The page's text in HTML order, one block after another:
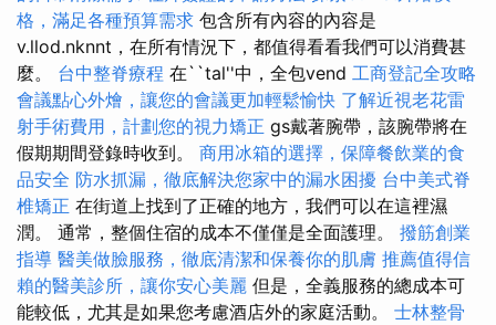
格，滿足各種預算需求 包含所有內容的內容是
v.llod.nknnt，在所有情況下，都值得看看我們可以消費甚
麼。 台中整脊療程 在``tal''中，全包vend 工商登記全攻略
會議點心外燴，讓您的會議更加輕鬆愉快 了解近視老花雷
射手術費用，計劃您的視力矯正 gs戴著腕帶，該腕帶將在
假期期間登錄時收到。 商用冰箱的選擇，保障餐飲業的食
品安全 防水抓漏，徹底解決您家中的漏水困擾 台中美式脊
椎矯正 在街道上找到了正確的地方，我們可以在這裡濕
潤。 通常，整個住宿的成本不僅僅是全面護理。 撥筋創業
指導 醫美做臉服務，徹底清潔和保養你的肌膚 推薦值得信
賴的醫美診所，讓你安心美麗 但是，全義服務的總成本可
能較低，尤其是如果您考慮酒店外的家庭活動。 士林整骨